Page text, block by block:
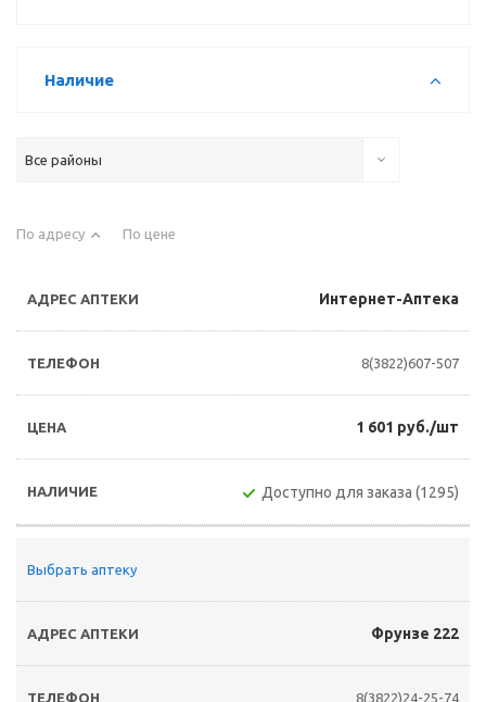
Наличие
Все районы
По адресу По цене
Интернет-Аптека
8(3822)607-507
1 601 руб./шт
Доступно для заказа (1295)
Выбрать аптеку
Фрунзе 222
8(3822)24-25-74